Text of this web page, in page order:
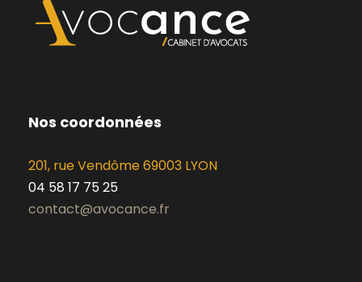
Nos coordonnées
201, rue Vendôme 69003 LYON
04 58 17 75 25
contact@avocance.fr